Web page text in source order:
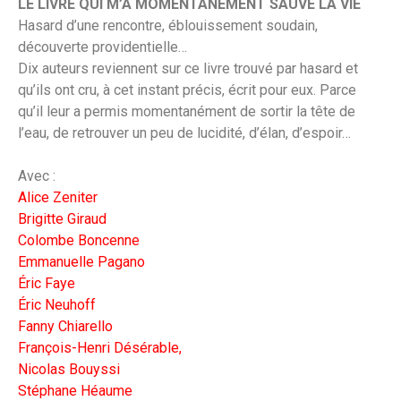
LE LIVRE QUI M’A MOMENTANÉMENT SAUVÉ LA VIE
Hasard d’une rencontre, éblouissement soudain,
découverte providentielle…
Dix auteurs reviennent sur ce livre trouvé par hasard et
qu’ils ont cru, à cet instant précis, écrit pour eux. Parce
qu’il leur a permis momentanément de sortir la tête de
l’eau, de retrouver un peu de lucidité, d’élan, d’espoir…
Avec :
Alice Zeniter
Brigitte Giraud
Colombe Boncenne
Emmanuelle Pagano
Éric Faye
Éric Neuhoff
Fanny Chiarello
François-Henri Désérable,
Nicolas Bouyssi
Stéphane Héaume